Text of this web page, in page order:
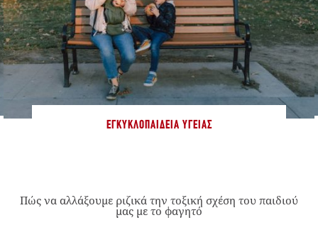
ΕΓΚΥΚΛΟΠΑΊΔΕΙΑ ΥΓΕΊΑΣ
Πώς να αλλάξουμε ριζικά την τοξική σχέση του παιδιού
μας με το φαγητό